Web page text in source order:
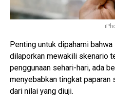
Penting untuk dipahami
dilaporkan mewakili skenario
penggunaan sehari-hari, ada
menyebabkan tingkat paparan
dari nilai yang diuji.